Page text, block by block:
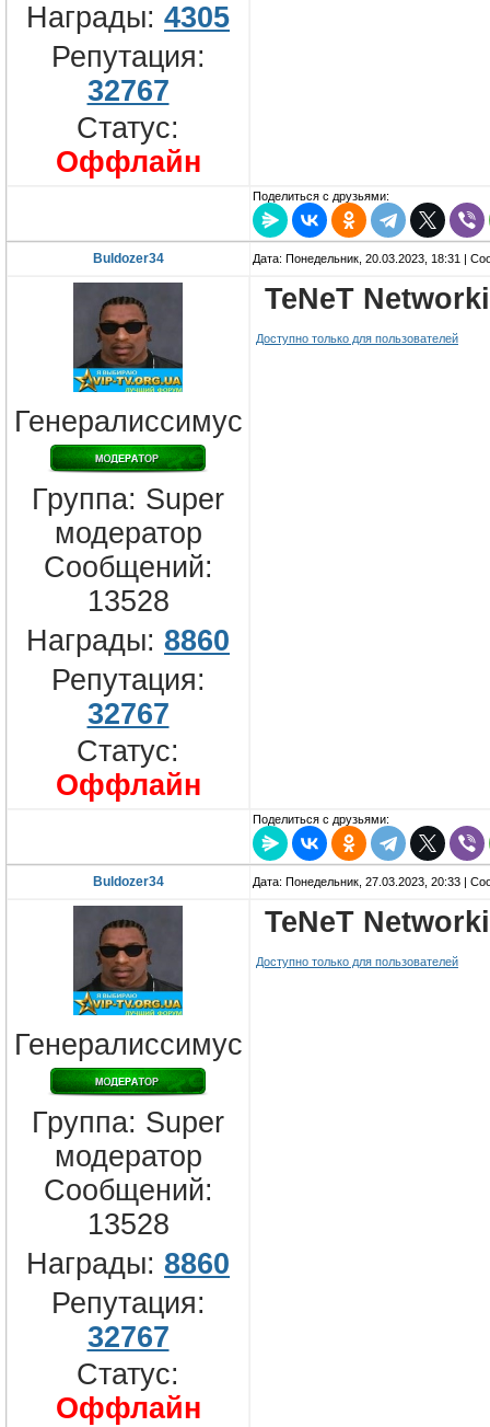
Награды: 4305
Репутация:
32767
Статус:
Оффлайн
Поделиться с друзьями:
Buldozer34 Дата: Понедельник, 20.03.2023, 18:31 |
Генералиссимус
Группа: Super
модератор
Сообщений:
13528
Награды: 8860
Репутация:
32767
Статус:
Оффлайн
TeNeT
Доступно только для пользователей
Поделиться с друзьями:
Buldozer34 Дата: Понедельник, 27.03.2023, 20:33 |
Генералиссимус
Группа: Super
модератор
Сообщений:
13528
Награды: 8860
Репутация:
32767
Статус:
Оффлайн
TeNeT
Доступно только для пользователей